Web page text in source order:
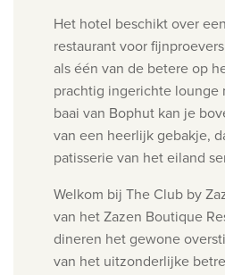
Het hotel beschikt over
restaurant voor
als één van de betere op
prachtig ingerichte lounge
baai van Bophut kan je
van een heerlijk gebakje,
patisserie van het eiland
Welkom bij The Club by
van het Zazen Boutique
dineren het gewone
van het uitzonderlijke